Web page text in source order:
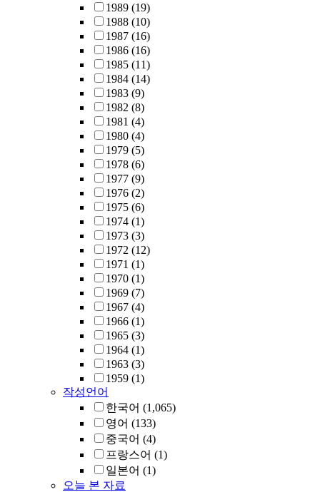
1989 (19)
1988 (10)
1987 (16)
1986 (16)
1985 (11)
1984 (14)
1983 (9)
1982 (8)
1981 (4)
1980 (4)
1979 (5)
1978 (6)
1977 (9)
1976 (2)
1975 (6)
1974 (1)
1973 (3)
1972 (12)
1971 (1)
1970 (1)
1969 (7)
1967 (4)
1966 (1)
1965 (3)
1964 (1)
1963 (3)
1959 (1)
작성언어
한국어 (1,065)
영어 (133)
중국어 (4)
프랑스어 (1)
일본어 (1)
오늘 본 자료